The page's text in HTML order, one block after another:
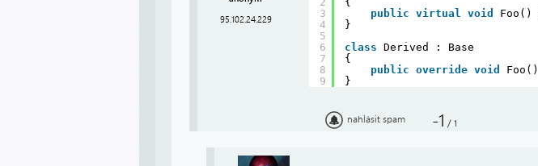
95.102.24.229
3
4
5
6
7
8
9
public
virtual void Foo()
}
class
Derived : Base
{
public
override void
}
nahlásit spam -1 / 1